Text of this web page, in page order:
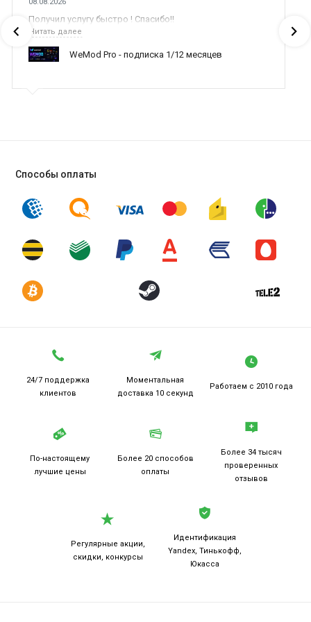
08.08.2026
Получил услугу быстро ! Спасибо!!
Читать далее
WeMod Pro - подписка 1/12 месяцев
Способы оплаты
24/7 поддержка
клиентов
Моментальная
доставка 10 секунд
Работаем с 2010 года
По-настоящему
лучшие цены
Более 20 способов
оплаты
Более 34 тысяч
проверенных
отзывов
Регулярные акции,
скидки, конкурсы
Идентификация
Yandex, Тинькофф,
Юкасса